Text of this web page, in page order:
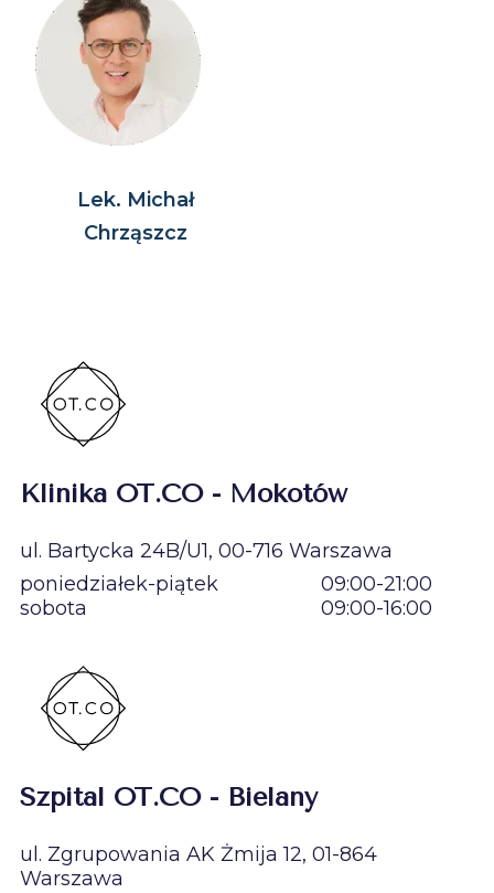
Lek. Michał
Chrząszcz
Klinika OT.CO - Mokotów
ul. Bartycka 24B/U1, 00-716 Warszawa
poniedziałek-piątek
09:00-21:00
sobota
09:00-16:00
Szpital OT.CO - Bielany
ul. Zgrupowania AK Żmija 12, 01-864
Warszawa